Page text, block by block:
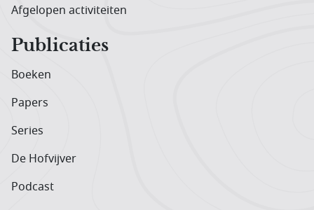
Afgelopen activiteiten
Publicaties
Boeken
Papers
Series
De Hofvijver
Podcast